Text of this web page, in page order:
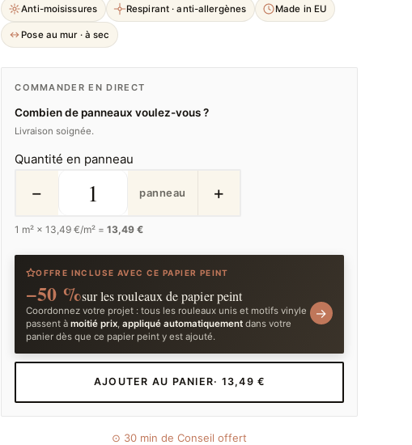
Anti-moisissures Respirant · anti-allergènes Made in EU
Pose au mur · à sec
COMMANDER EN DIRECT
Combien de panneaux voulez-vous ?
Livraison soignée.
Quantité en panneau
− panneau +
1 m² ×13,49 €/m² =13,49 €
OFFRE INCLUSE AVEC CE PAPIER PEINT
−50 %sur les rouleaux de papier peint
Coordonnez votre projet : tous les rouleaux unis et motifs vinyle
passent àmoitié prix ,appliqué automatiquement dans votre
panier dès que ce papier peint y est ajouté.
→
AJOUTER AU PANIER· 13,49 €
⊙ 30 min de Conseil offert